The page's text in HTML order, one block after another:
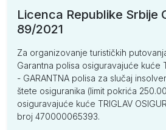
Licenca Republike Srbije
89/2021
Za organizovanje turističkih
Garantna polisa osiguravajuće kuće
- GARANTNA polisa za slučaj
štete osiguranika (limit pokrića
osiguravajuće kuće TRIGLAV
broj 470000065393.